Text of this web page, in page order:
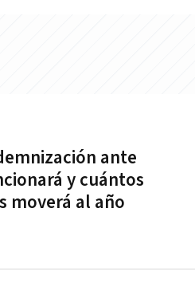
ante
y cuántos
moverá al año